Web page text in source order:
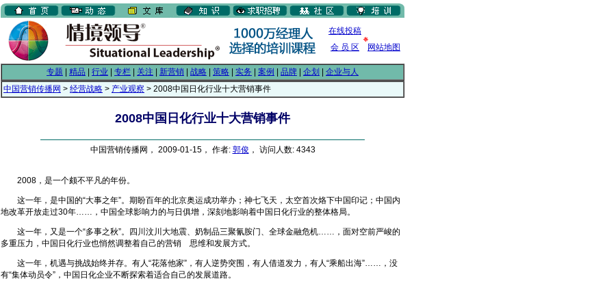
在线投稿
会 员 区
网站地图
专题 精品 行业 专栏 关注 新营销 战略 策略 实务 案例 品牌 企划
企业与人
中国营销传播网 > 经营战略 > 产业观察 > 2008中国日化行业十大营销事件
2008中国日化行业十大营销事件
中国营销传播网， 2009-01-15， 作者: 郭俊 ， 访问人数: 4343
2008，是一个颇不平凡的年份。
这一年，是中国的“大事之年”。期盼百年的北京奥运成功举办；神七飞天，太空首次烙下中国印记；中国内
地改革开放走过30年……，中国全球影响力的与日俱增，深刻地影响着中国日化行业的整体格局。
这一年，又是一个“多事之秋”。四川汶川大地震、奶制品三聚氰胺门、全球金融危机……，面对空前严峻的
多重压力，中国日化行业也悄然调整着自己的营销
思维和发展方式。
这一年，机遇与挑战始终并存。有人“花落他家”，有人逆势突围，有人借道发力，有人“乘船出海”……，没
有“集体动员令”，中国日化企业不断探索着适合自己的发展道路。